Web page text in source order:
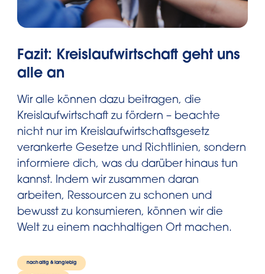
Fazit: Kreislaufwirtschaft geht uns
alle an
Wir alle können dazu beitragen, die
Kreislaufwirtschaft zu fördern – beachte
nicht nur im Kreislaufwirtschaftsgesetz
verankerte Gesetze und Richtlinien, sondern
informiere dich, was du darüber hinaus tun
kannst. Indem wir zusammen daran
arbeiten, Ressourcen zu schonen und
bewusst zu konsumieren, können wir die
Welt zu einem nachhaltigen Ort machen.
nachaltig & langlebig